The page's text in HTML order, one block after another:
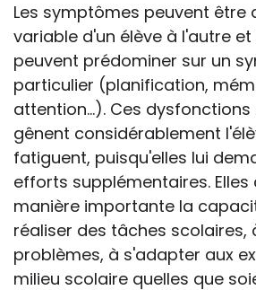
Les symptômes peuvent être
variable d'un élève à l'autre
peuvent prédominer sur un
particulier (planification,
attention...). Ces dysfonctions
gênent considérablement
fatiguent, puisqu'elles lui
efforts supplémentaires.
manière importante la
réaliser des tâches scolaires,
problèmes, à s'adapter aux
milieu scolaire quelles que